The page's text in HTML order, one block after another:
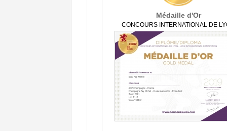
Médaille d'Or
CONCOURS INTERNATIONAL DE